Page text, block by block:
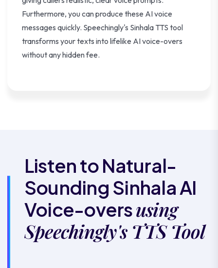
Furthermore, you can produce these AI voice
messages quickly. Speechingly's Sinhala TTS tool
transforms your texts into lifelike AI voice-overs
without any hidden fee.
Listen to Natural-
Sounding Sinhala AI
Voice-oversusing
Speechingly's TTS Tool